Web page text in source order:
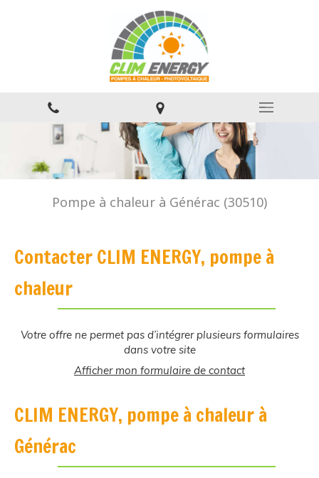
Pompe à chaleur à Générac (30510)
Contacter CLIM ENERGY, pompe à
chaleur
Votre offre ne permet pas d’intégrer plusieurs formulaires
dans votre site
Afficher mon formulaire de contact
CLIM ENERGY, pompe à chaleur à
Générac